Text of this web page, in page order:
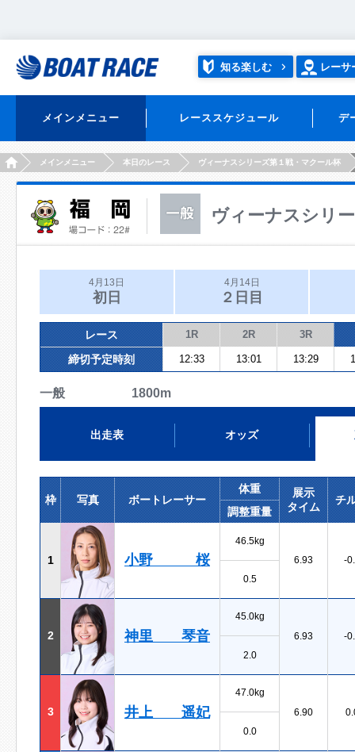
知る楽しむ レーサ
メインメニュー レーススケジュール デ
HOMEメインメニュー 本日のレース ヴィーナスシリーズ第１戦・マクール杯
ヴィーナスシリ
4月13日
初日
4月14日
２日目
レース 1R 2R 3R
締切予定時刻 12:33 13:01 13:29
一般 1800m
出走表 オッズ
枠 写真 ボートレーサー
体重
展示
タイム
チ
調整重量
1 小野 桜
46.5kg
6.93
-
0.5
2 神里 琴音
45.0kg
6.93
-
2.0
3 井上 遥妃
47.0kg
6.90
0.0